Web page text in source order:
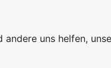
uns helfen,